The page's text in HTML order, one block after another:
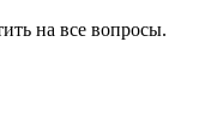
на все вопросы.